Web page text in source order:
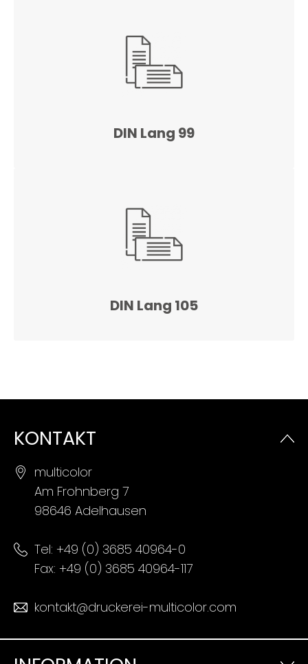
DIN Lang 99
DIN Lang 105
KONTAKT
multicolor
Am Frohnberg 7
98646 Adelhausen
Tel: +49 (0) 3685 40964-0
Fax: +49 (0) 3685 40964-117
kontakt@druckerei-multicolor.com